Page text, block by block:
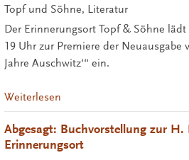
Topf und Söhne, Literatur
Der Erinnerungsort Topf & Söhne lädt
19 Uhr zur Premiere der Neuausgabe
Jahre Auschwitz‘“ ein.
Weiterlesen
Abgesagt: Buchvorstellung zur H.
Erinnerungsort